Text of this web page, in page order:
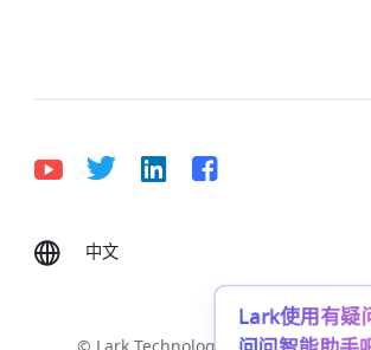
中文
Deutsch
Português
Lark使用有疑